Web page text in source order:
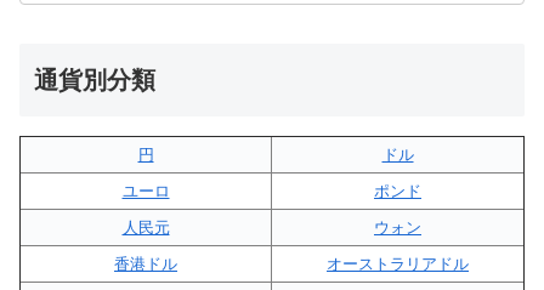
通貨別分類
円
ドル
ユーロ
ポンド
人民元
ウォン
香港ドル
オーストラリアドル